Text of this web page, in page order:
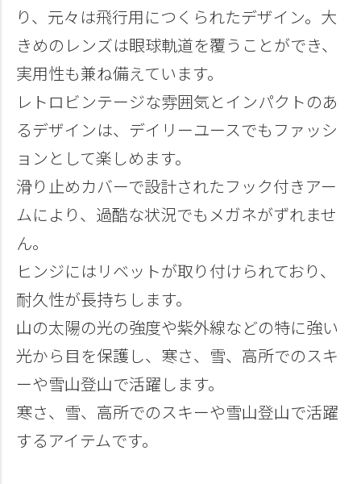
り、元々は飛行用につくられたデザイン。大
きめのレンズは眼球軌道を覆うことができ、
実用性も兼ね備えています。
レトロビンテージな雰囲気とインパクトのあ
るデザインは、デイリーユースでもファッシ
ョンとして楽しめます。
滑り止めカバーで設計されたフック付きアー
ムにより、過酷な状況でもメガネがずれませ
ん。
ヒンジにはリベットが取り付けられており、
耐久性が長持ちします。
山の太陽の光の強度や紫外線などの特に強い
光から目を保護し、寒さ、雪、高所でのスキ
ーや雪山登山で活躍します。
寒さ、雪、高所でのスキーや雪山登山で活躍
するアイテムです。